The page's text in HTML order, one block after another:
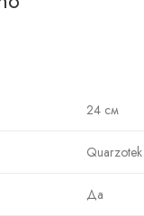
24 см
Quarzotek
Да